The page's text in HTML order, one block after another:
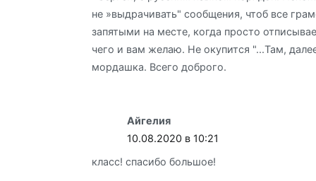
не »выдрачивать" сообщения, чтоб все
запятыми на месте, когда просто
чего и вам желаю. Не окупится "...Там,
мордашка. Всего доброго.
Айгелия
10.08.2020 в 10:21
класс! спасибо большое!